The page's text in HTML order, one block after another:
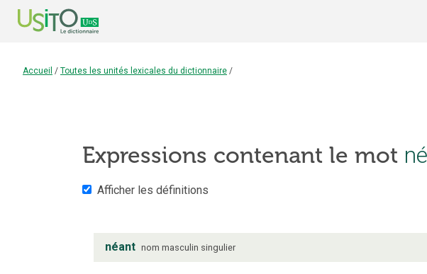
Accueil / Toutes les unités lexicales du dictionnaire /
Expressions contenant le mot
Afficher les définitions
néant nom masculin singulier